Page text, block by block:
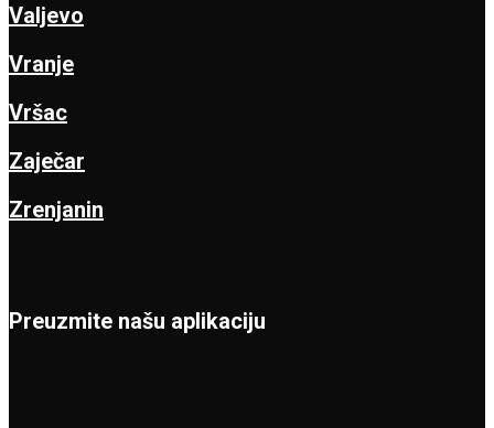
Valjevo
Vranje
Vršac
Zaječar
Zrenjanin
Preuzmite našu aplikaciju